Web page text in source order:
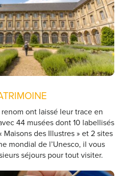
ont laissé leur trace en
44 musées dont 10 labellisés
Maisons des Illustres » et 2 sites
mondial de l’Unesco, il vous
séjours pour tout visiter.